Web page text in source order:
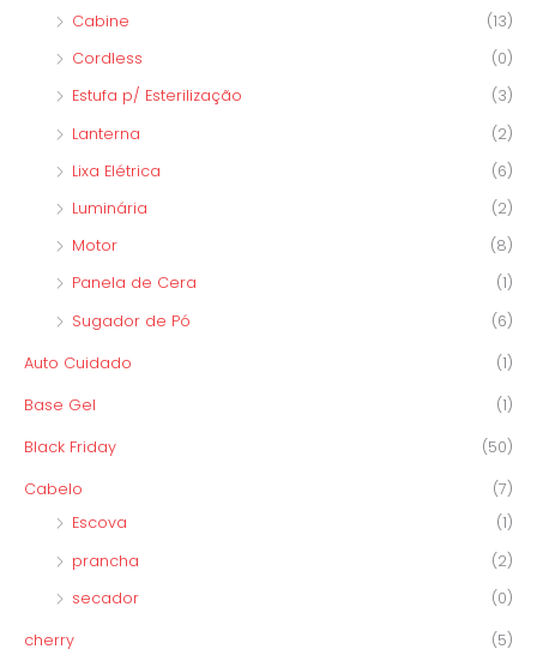
Cabine
(13)
Cordless
(0)
Estufa p/ Esterilização
(3)
Lanterna
(2)
Lixa Elétrica
(6)
Luminária
(2)
Motor
(8)
Panela de Cera
(1)
Sugador de Pó
(6)
Auto Cuidado (1)
Base Gel (1)
Black Friday (50)
Cabelo
(7)
Escova
(1)
prancha
(2)
secador
(0)
cherry (5)